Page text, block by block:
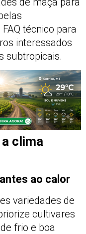
técnico para
interessados
subtropicais.
clima
ao calor
variedades de
cultivares
frio e boa